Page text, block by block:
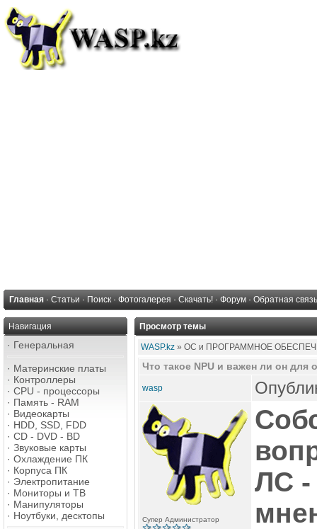
Главная · Статьи · Поиск · Фотогалерея · Скачать! · Форум · Обратная связь
Навигация
· Генеральная
· Материнские платы
· Контроллеры
· CPU - процессоры
· Память - RAM
· Видеокарты
· HDD, SSD, FDD
· CD - DVD - BD
· Звуковые карты
· Охлаждение ПК
· Корпуса ПК
· Электропитание
· Мониторы и ТВ
· Манипуляторы
· Ноутбуки, десктопы
Просмотр темы
WASP.kz » ОС и ПРОГРАММНОЕ
Что такое NPU и важен ли он
wasp
Супер Администратор
ЛС -